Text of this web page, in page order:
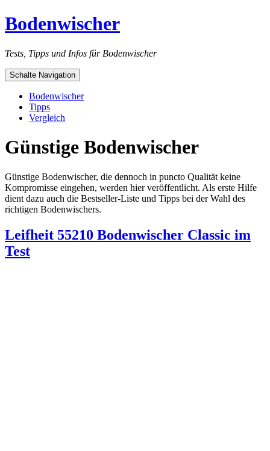
Bodenwischer
Tests, Tipps und Infos für Bodenwischer
Schalte Navigation
Bodenwischer
Tipps
Vergleich
Günstige Bodenwischer
Günstige Bodenwischer, die dennoch in puncto Qualität keine
Kompromisse eingehen, werden hier veröffentlicht. Als erste Hilfe
dient dazu auch die Bestseller-Liste und Tipps bei der Wahl des
richtigen Bodenwischers.
Leifheit 55210 Bodenwischer Classic im
Test